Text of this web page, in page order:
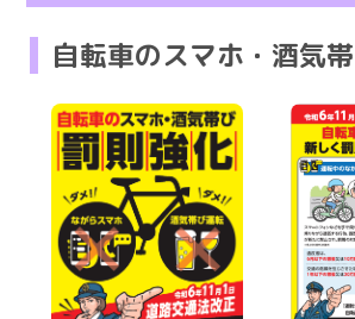
自転車のスマホ・酒気